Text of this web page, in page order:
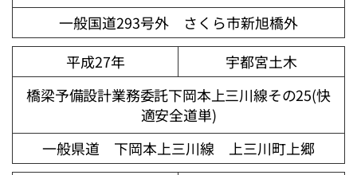
一般国道293号外 さくら市新旭橋外
平成27年
宇都宮土木
橋梁予備設計業務委託下岡本上三川線その25(快
適安全道単)
一般県道 下岡本上三川線 上三川町上郷